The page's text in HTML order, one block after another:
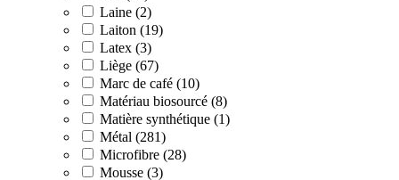
Laine (2)
Laiton (19)
Latex (3)
Liège (67)
Marc de café (10)
Matériau biosourcé (8)
Matière synthétique (1)
Métal (281)
Microfibre (28)
Mousse (3)